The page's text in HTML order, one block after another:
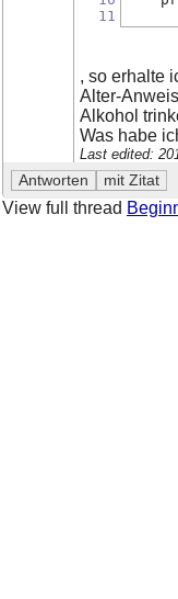
11
, so erhalte
Alter-
Alkohol
Was habe
Last edited:
View full thread